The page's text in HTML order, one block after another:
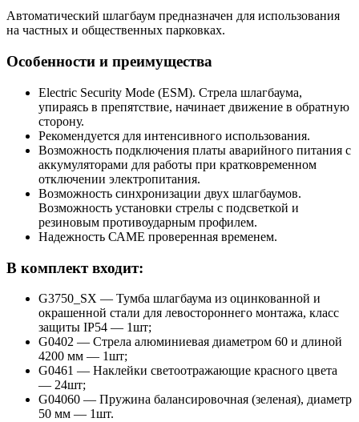
Автоматический шлагбаум предназначен для использования
на частных и общественных парковках.
Особенности и преимущества
Electric Security Mode (ESM). Стрела шлагбаума,
упираясь в препятствие, начинает движение в обратную
сторону.
Рекомендуется для интенсивного использования.
Возможность подключения платы аварийного питания с
аккумуляторами для работы при кратковременном
отключении электропитания.
Возможность синхронизации двух шлагбаумов.
Возможность установки стрелы с подсветкой и
резиновым противоударным профилем.
Надежность САМЕ проверенная временем.
В комплект входит:
G3750_SX — Тумба шлагбаума из оцинкованной и
окрашенной стали для левостороннего монтажа, класс
защиты IP54 — 1шт;
G0402 — Стрела алюминиевая диаметром 60 и длиной
4200 мм — 1шт;
G0461 — Наклейки светоотражающие красного цвета
— 24шт;
G04060 — Пружина балансировочная (зеленая), диаметр
50 мм — 1шт.